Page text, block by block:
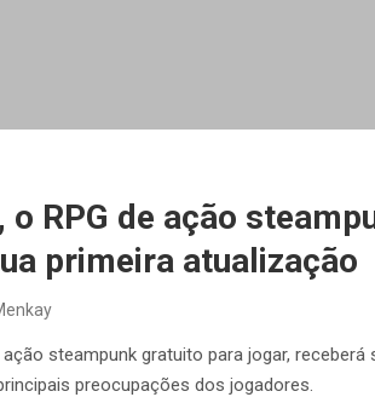
RPG de ação
primeira atualização
ação steampunk gratuito para jogar,
preocupações dos jogadores.